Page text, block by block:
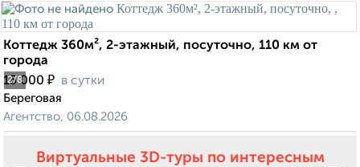
2/8
Коттедж 360м², 2-этажный, посуточно, 110 км от
города
15 000 ₽ в сутки
Береговая
Агентство, 06.08.2026
Виртуальные 3D-туры по интересным